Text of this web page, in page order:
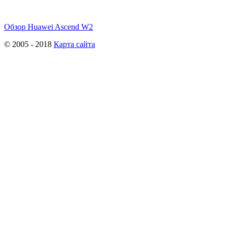
Обзор Huawei Ascend W2
© 2005 - 2018 Карта сайта